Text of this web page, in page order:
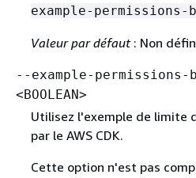
example-permissions-
Valeur par défaut: Non
--example-permissions-
<BOOLEAN>
Utilisez l'exemple de limite
par le AWS CDK.
Cette option n'est pas